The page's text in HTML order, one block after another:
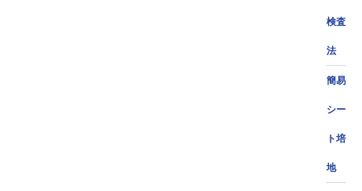
検査
法
簡易
シー
ト培
地